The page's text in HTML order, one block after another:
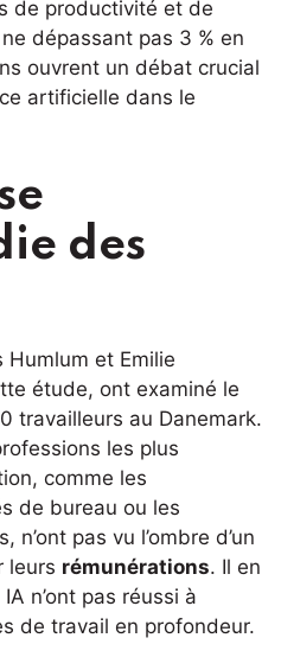
de productivité et de
dépassant pas 3 % en
ouvrent un débat crucial
artificielle dans le
des
et Emilie
étude, ont examiné le
travailleurs au Danemark.
les plus
comme les
de bureau ou les
pas vu l’ombre d’un
leurs rémunérations. Il en
n’ont pas réussi à
de travail en profondeur.